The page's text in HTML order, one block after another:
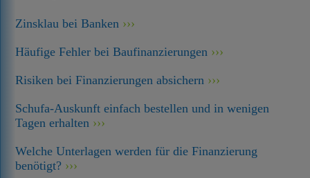
Zinsklau bei Banken
Häufige Fehler bei Baufinanzierungen
Risiken bei Finanzierungen absichern
Schufa-Auskunft einfach bestellen und in wenigen
Tagen erhalten
Welche Unterlagen werden für die Finanzierung
benötigt?